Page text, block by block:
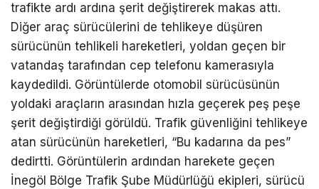
trafikte ardı ardına şerit değiştirerek makas attı.
Diğer araç sürücülerini de tehlikeye düşüren
sürücünün tehlikeli hareketleri, yoldan geçen bir
vatandaş tarafından cep telefonu kamerasıyla
kaydedildi. Görüntülerde otomobil sürücüsünün
yoldaki araçların arasından hızla geçerek peş peşe
şerit değiştirdiği görüldü. Trafik güvenliğini tehlikeye
atan sürücünün hareketleri, “Bu kadarına da pes”
dedirtti. Görüntülerin ardından harekete geçen
İnegöl Bölge Trafik Şube Müdürlüğü ekipleri, sürücü